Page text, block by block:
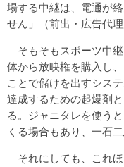
場する中継は、電通が
せん」（前出・広告代理
そもそもスポーツ中
体から放映権を購入し
ことで儲けを出すシス
達成するための起爆剤
る。ジャニタレを使う
くる場合もあり、一石二
それにしても、これ